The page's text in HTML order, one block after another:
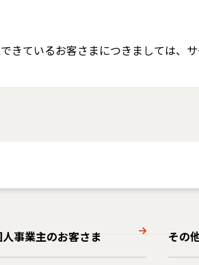
きているお客さまにつきましては、
事業主のお客さま その